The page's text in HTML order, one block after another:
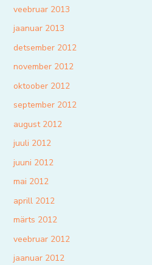
veebruar 2013
jaanuar 2013
detsember 2012
november 2012
oktoober 2012
september 2012
august 2012
juuli 2012
juuni 2012
mai 2012
aprill 2012
märts 2012
veebruar 2012
jaanuar 2012